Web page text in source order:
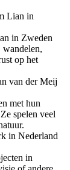
Lian in
in Zweden
op het
van der Meij
met hun
spelen veel
in Nederland
in